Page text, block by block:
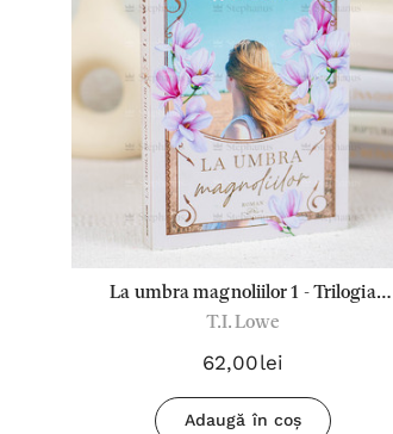
La umbra magnoliilor 1 - Trilogia
Vindecarea Sufletului - T.I.Lowe
T.I. Lowe
62,00lei
Adaugă în coș